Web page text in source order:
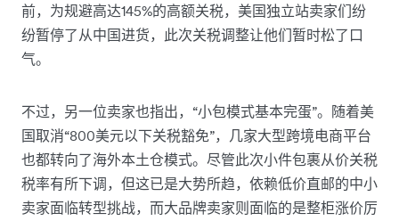
前，为规避高达145%的高额关税，美国独立站卖家们纷
纷暂停了从中国进货，此次关税调整让他们暂时松了口
气。
不过，另一位卖家也指出，“小包模式基本完蛋”。随着美
国取消“800美元以下关税豁免”，几家大型跨境电商平台
也都转向了海外本土仓模式。尽管此次小件包裹从价关税
税率有所下调，但这已是大势所趋，依赖低价直邮的中小
卖家面临转型挑战，而大品牌卖家则面临的是整柜涨价厉